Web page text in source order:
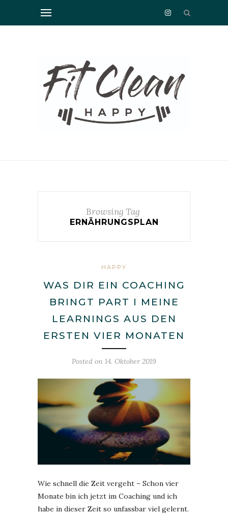
Browsing Tag
ERNÄHRUNGSPLAN
HAPPY
WAS DIR EIN COACHING
BRINGT PART I MEINE
LEARNINGS AUS DEN
ERSTEN VIER MONATEN
Posted on 14. Oktober 2019
Wie schnell die Zeit vergeht – Schon vier
Monate bin ich jetzt im Coaching und ich
habe in dieser Zeit so unfassbar viel gelernt.